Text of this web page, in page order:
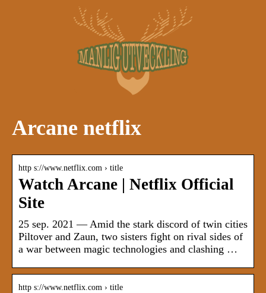
Arcane netflix
http s://www.netflix.com › title
Watch Arcane | Netflix Official
Site
25 sep. 2021 — Amid the stark discord of twin cities
Piltover and Zaun, two sisters fight on rival sides of
a war between magic technologies and clashing …
http s://www.netflix.com › title